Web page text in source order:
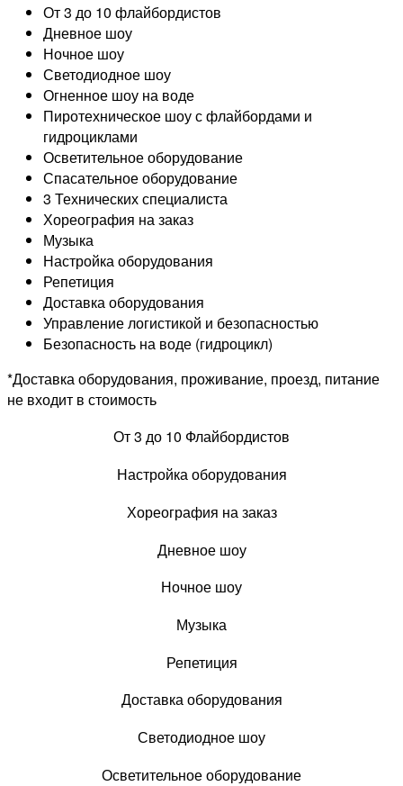
От 3 до 10 флайбордистов
Дневное шоу
Ночное шоу
Светодиодное шоу
Огненное шоу на воде
Пиротехническое шоу с флайбордами и
гидроциклами
Осветительное оборудование
Спасательное оборудование
3 Технических специалиста
Хореография на заказ
Музыка
Настройка оборудования
Репетиция
Доставка оборудования
Управление логистикой и безопасностью
Безопасность на воде (гидроцикл)
*Доставка оборудования, проживание, проезд, питание
не входит в стоимость
От 3 до 10 Флайбордистов
Настройка оборудования
Хореография на заказ
Дневное шоу
Ночное шоу
Музыка
Репетиция
Доставка оборудования
Светодиодное шоу
Осветительное оборудование